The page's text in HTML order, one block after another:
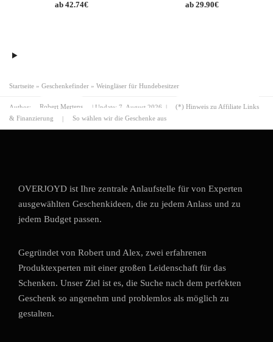
42.74€ 29.90€
Startseite » Geschenkefinder » Weingläser für Hundebesitzer
Author: Robert Mertens | Update: 7. August 2026 |
(*) Hinweis zu Affiliate Links
& Finanzierung
| So wählen wir die Geschenke aus
OVERJOYD ist Ihre zentrale Anlaufstelle für von Experten
ausgewählten Geschenkideen, die zu jedem Anlass und zu
jedem Budget passen.
Gegründet von Robert und Alex, zwei erfahrenen
Produktexperten mit einer großen Leidenschaft für das
Schenken. Unser Ziel ist es, die Suche nach dem perfekten
Geschenk so angenehm und problemlos als möglich zu
gestalten.